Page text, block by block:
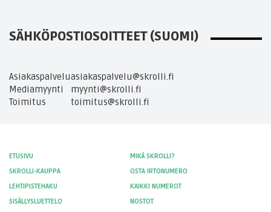
SÄHKÖPOSTIOSOITTEET (SUOMI)
Asiakaspalveluasiakaspalvelu@skrolli.fi
Mediamyynti
myynti@skrolli.fi
Toimitus
toimitus@skrolli.fi
ETUSIVU
MIKÄ SKROLLI?
SKROLLI-KAUPPA
OSTA IRTONUMERO
LEHTIPISTEHAKU
KAIKKI NUMEROT
SISÄLLYSLUETTELO
NOSTOT